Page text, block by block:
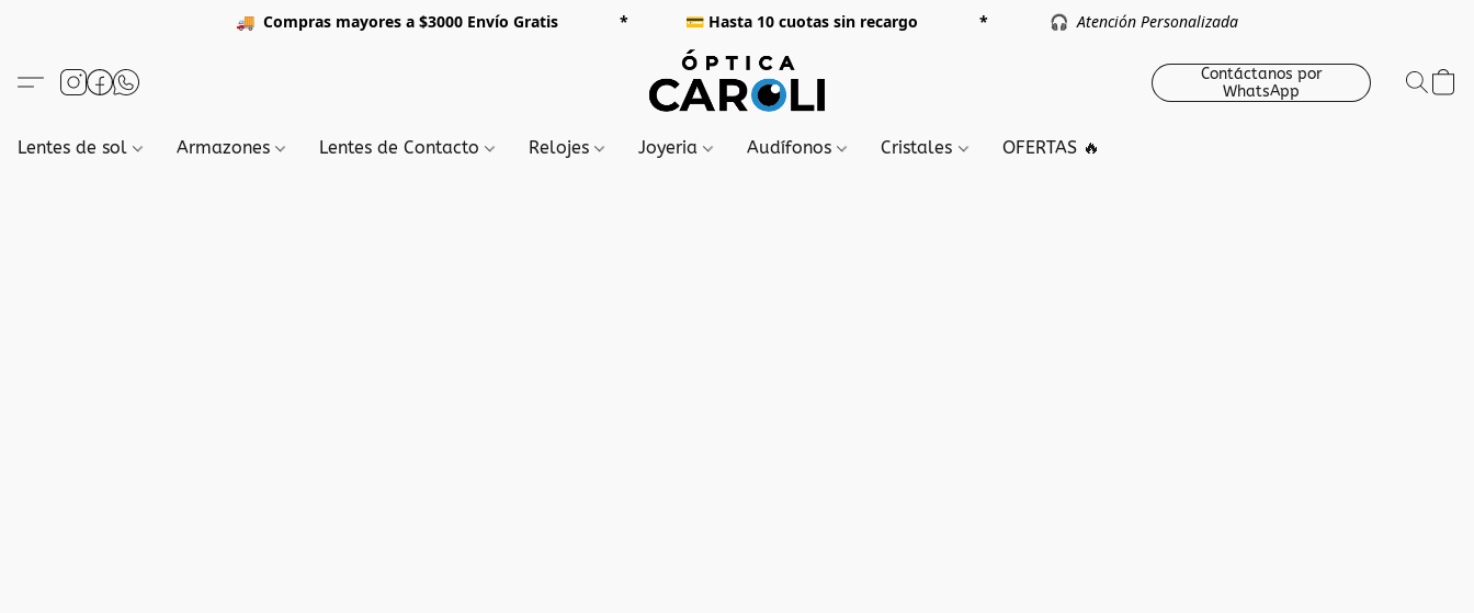
🚚 Compras mayores a $3000 Envío Gratis * 💳 Hasta 10 cuotas sin recargo * 🎧Atención Personalizada
Contáctanos por
WhatsApp
Lentes de sol Armazones Lentes de Contacto Relojes Joyeria Audífonos Cristales OFERTAS 🔥